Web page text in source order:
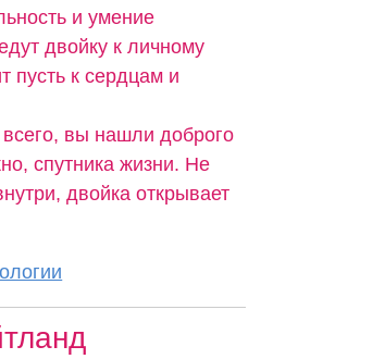
и умение
двойку к личному
пусть к сердцам и
всего, вы нашли доброго
спутника жизни. Не
двойка открывает